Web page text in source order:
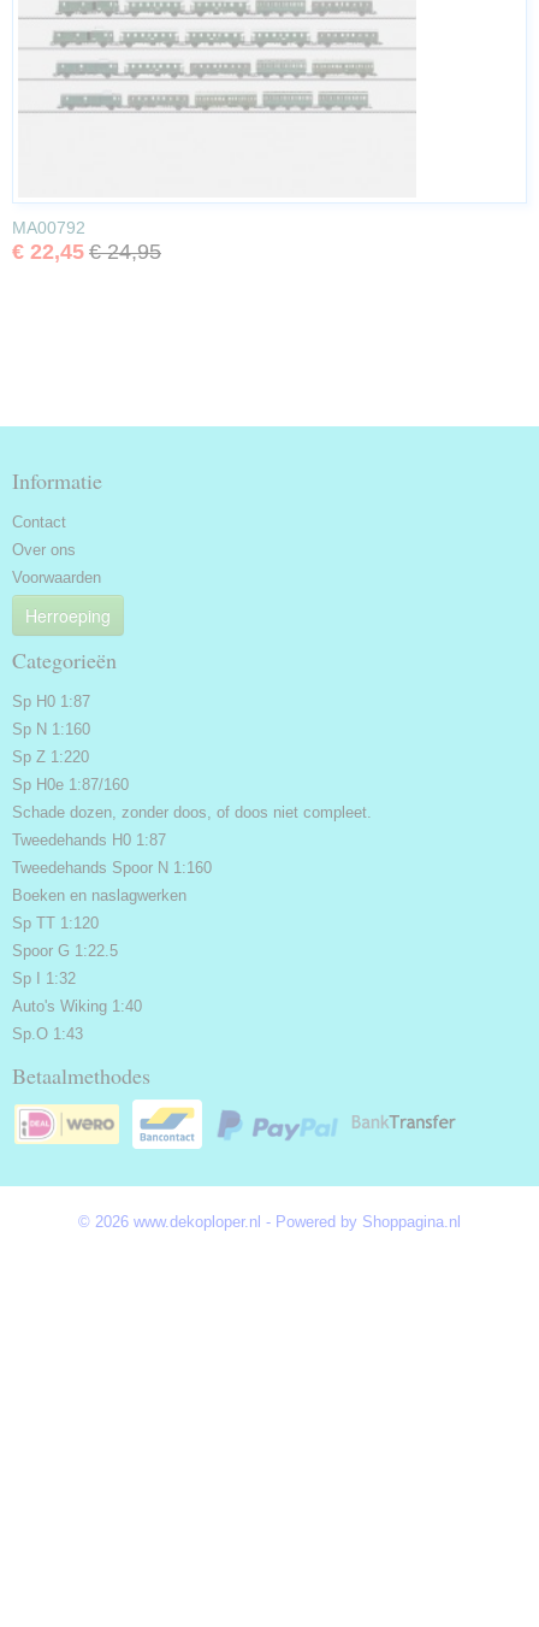
MA00792
€ 22,45 € 24,95
Informatie
Contact
Over ons
Voorwaarden
Herroeping
Categorieën
Sp H0 1:87
Sp N 1:160
Sp Z 1:220
Sp H0e 1:87/160
Schade dozen, zonder doos, of doos niet compleet.
Tweedehands H0 1:87
Tweedehands Spoor N 1:160
Boeken en naslagwerken
Sp TT 1:120
Spoor G 1:22.5
Sp I 1:32
Auto's Wiking 1:40
Sp.O 1:43
Betaalmethodes
© 2026 www.dekoploper.nl - Powered by Shoppagina.nl